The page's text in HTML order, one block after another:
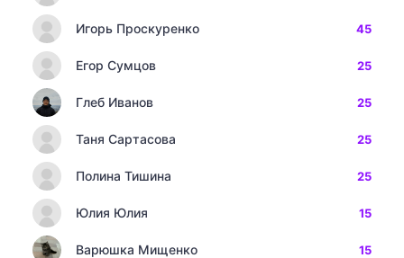
Игорь Проскуренко 45
Егор Сумцов 25
Глеб Иванов 25
Таня Сартасова 25
Полина Тишина 25
Юлия Юлия 15
Варюшка Мищенко 15